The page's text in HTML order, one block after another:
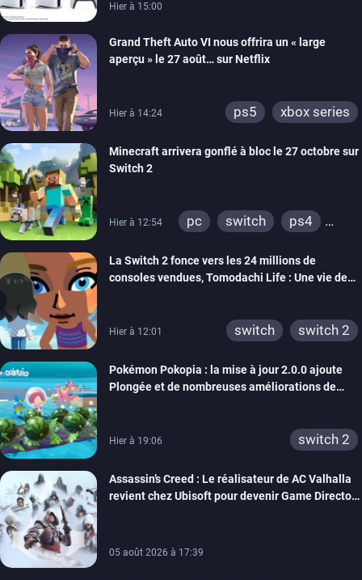
Hier à 15:00
Grand Theft Auto VI nous offrira un « large
aperçu » le 27 août… sur Netflix
Hier à 14:24 ps5 xbox series
Minecraft arrivera gonflé à bloc le 27 octobre sur
Switch 2
Hier à 12:54 pc switch
ps4
wiiu
3ds
ps3
xbox 360
switch 2
La Switch 2 fonce vers les 24 millions de
consoles vendues, Tomodachi Life : Une vie de
Hier à 12:01 switch switch 2
Pokémon Pokopia : la mise à jour 2.0.0 ajoute
Plongée et de nombreuses améliorations de
Hier à 19:06 switch 2
Assassin’s Creed : Le réalisateur de AC Valhalla
revient chez Ubisoft pour devenir Game Director
05 août 2026 à 17:39